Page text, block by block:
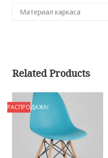
Материал каркаса
Related Products
РАСПРОДАЖА!